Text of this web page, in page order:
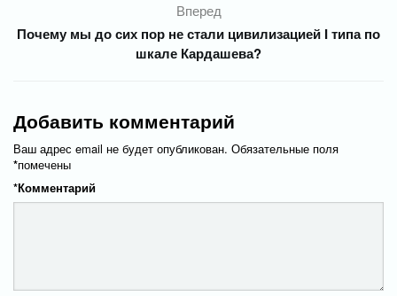
Вперед
Почему мы до сих пор не стали цивилизацией I типа по
шкале Кардашева?
Добавить комментарий
Ваш адрес email не будет опубликован. Обязательные поля
помечены
*
Комментарий
*